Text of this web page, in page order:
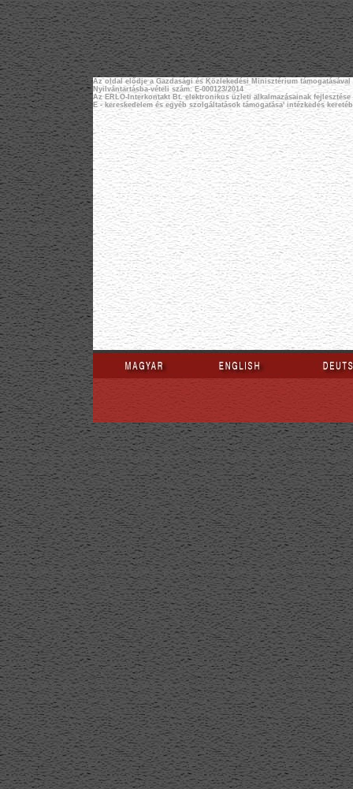
Az oldal elődje a Gazdasági és Közlekedési Minisztérium támogatásával
Nyilvántartásba-vételi szám: E-000123/2014
Az ERLO-Interkontakt Bt. elektronikus üzleti alkalmazásainak fejlesztése
E - kereskedelem és egyéb szolgáltatások támogatása' intézkedés